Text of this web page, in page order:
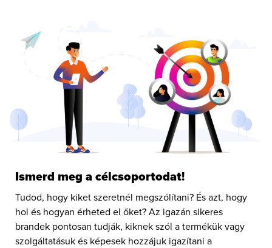
Ismerd meg a célcsoportodat!
Tudod, hogy kiket szeretnél megszólítani? És azt, hogy
hol és hogyan érheted el őket? Az igazán sikeres
brandek pontosan tudják, kiknek szól a termékük vagy
szolgáltatásuk és képesek hozzájuk igazítani a